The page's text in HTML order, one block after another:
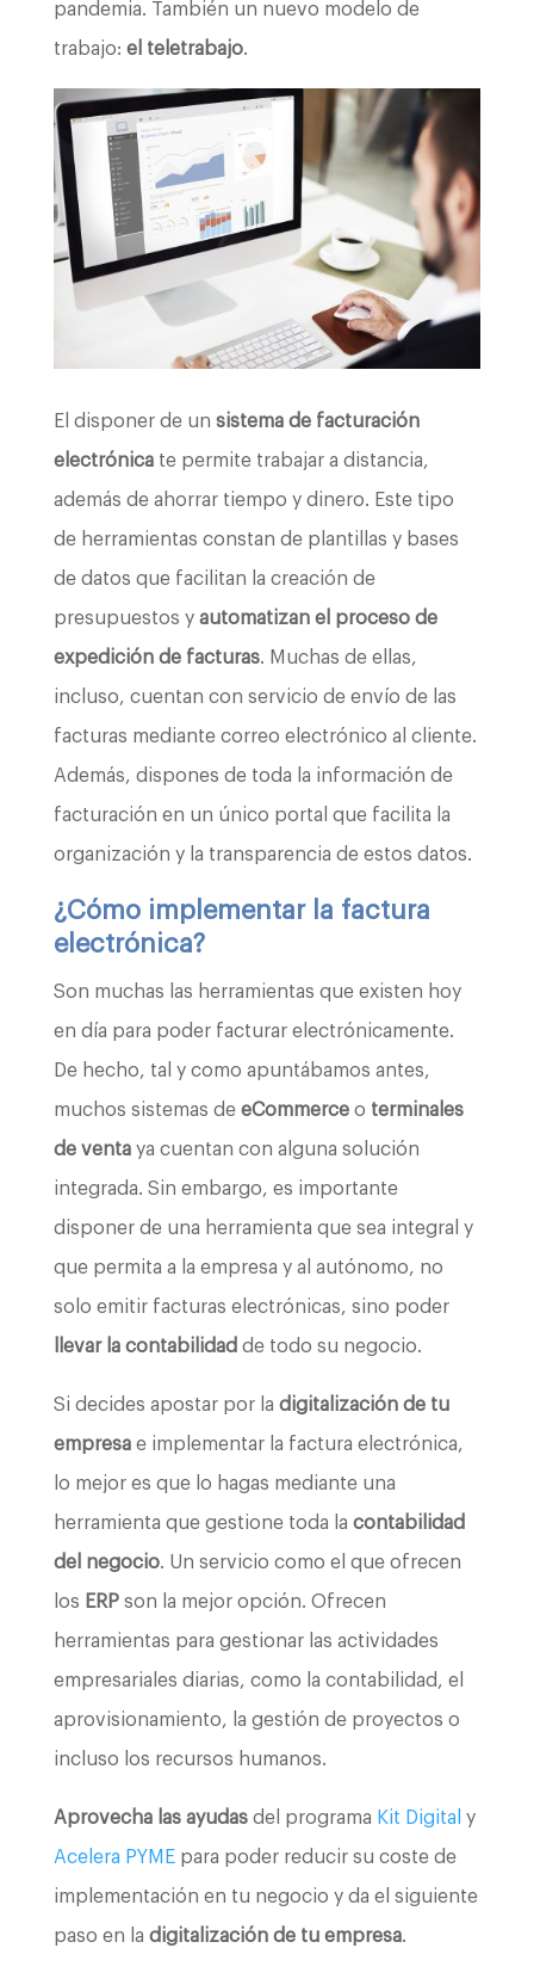
pandemia. También un nuevo modelo de
trabajo: el teletrabajo.
El disponer de un sistema de facturación
electrónicate permite trabajar a distancia,
además de ahorrar tiempo y dinero. Este tipo
de herramientas constan de plantillas y bases
de datos que facilitan la creación de
presupuestos y automatizan el proceso de
expedición de facturas. Muchas de ellas,
incluso, cuentan con servicio de envío de las
facturas mediante correo electrónico al cliente.
Además, dispones de toda la información de
facturación en un único portal que facilita la
organización y la transparencia de estos datos.
¿Cómo implementar la factura
electrónica?
Son muchas las herramientas que existen hoy
en día para poder facturar electrónicamente.
De hecho, tal y como apuntábamos antes,
muchos sistemas de eCommerceo terminales
de ventaya cuentan con alguna solución
integrada. Sin embargo, es importante
disponer de una herramienta que sea integral y
que permita a la empresa y al autónomo, no
solo emitir facturas electrónicas, sino poder
llevar la contabilidad de todo su negocio.
Si decides apostar por la digitalización de tu
empresae implementar la factura electrónica,
lo mejor es que lo hagas mediante una
herramienta que gestione toda la contabilidad
del negocio. Un servicio como el que ofrecen
los ERPson la mejor opción. Ofrecen
herramientas para gestionar las actividades
empresariales diarias, como la contabilidad, el
aprovisionamiento, la gestión de proyectos o
incluso los recursos humanos.
Aprovecha las ayudasdel programa Kit Digital y
Acelera PYMEpara poder reducir su coste de
implementación en tu negocio y da el siguiente
paso en la digitalización de tu empresa.